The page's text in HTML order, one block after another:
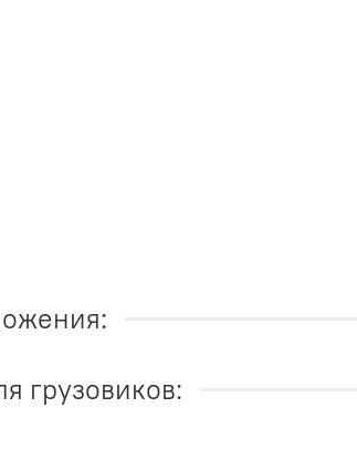
грузовиков: